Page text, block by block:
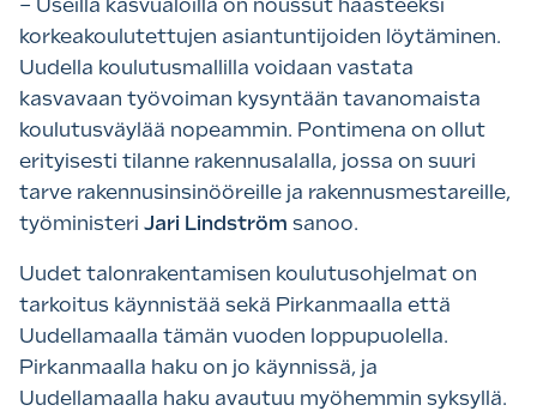
– Useilla kasvualoilla on noussut haasteeksi
korkeakoulutettujen asiantuntijoiden löytäminen.
Uudella koulutusmallilla voidaan vastata
kasvavaan työvoiman kysyntään tavanomaista
koulutusväylää nopeammin. Pontimena on ollut
erityisesti tilanne rakennusalalla, jossa on suuri
tarve rakennusinsinööreille ja rakennusmestareille,
työministeri Jari Lindström sanoo.
Uudet talonrakentamisen koulutusohjelmat on
tarkoitus käynnistää sekä Pirkanmaalla että
Uudellamaalla tämän vuoden loppupuolella.
Pirkanmaalla haku on jo käynnissä, ja
Uudellamaalla haku avautuu myöhemmin syksyllä.